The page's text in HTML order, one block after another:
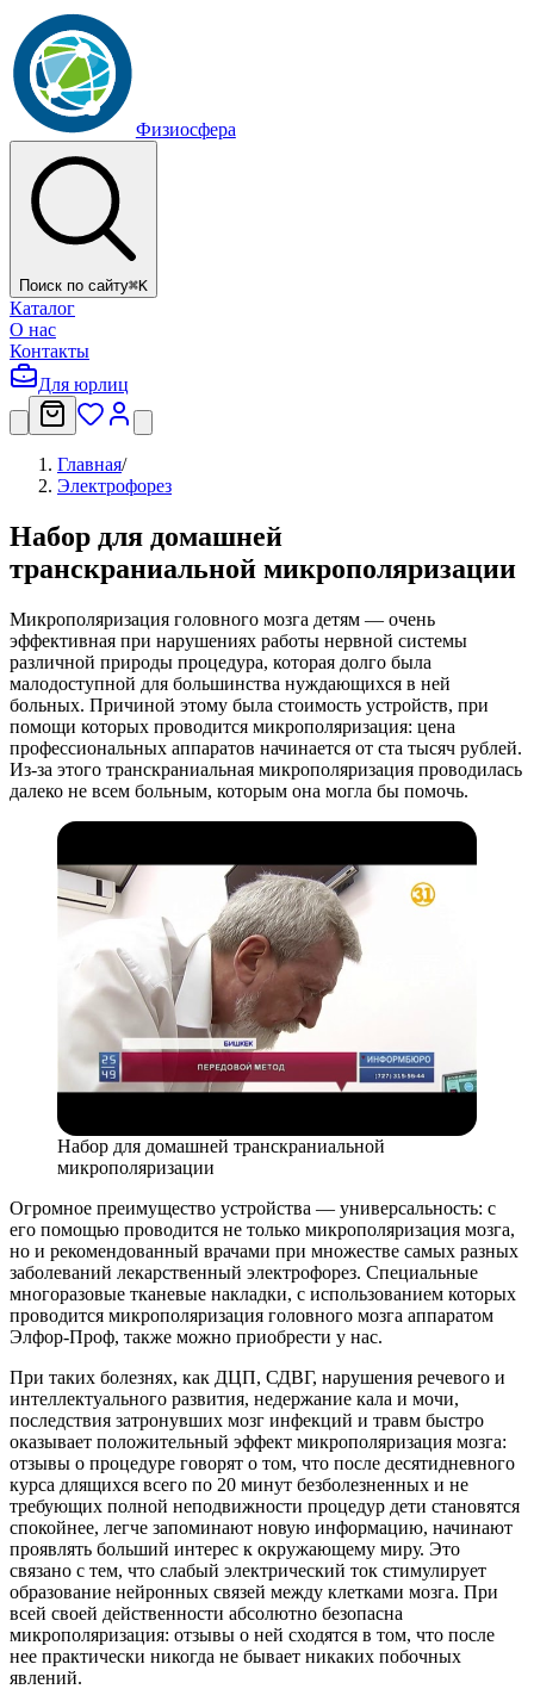
Физиосфера
Поиск по сайту⌘K
Каталог
О нас
Контакты
Для юрлиц
Главная/
Электрофорез
Набор для домашней
транскраниальной микрополяризации
Микрополяризация головного мозга детям — очень
эффективная при нарушениях работы нервной системы
различной природы процедура, которая долго была
малодоступной для большинства нуждающихся в ней
больных. Причиной этому была стоимость устройств, при
помощи которых проводится микрополяризация: цена
профессиональных аппаратов начинается от ста тысяч рублей.
Из-за этого транскраниальная микрополяризация проводилась
далеко не всем больным, которым она могла бы помочь.
Набор для домашней транскраниальной
микрополяризации
Огромное преимущество устройства — универсальность: с
его помощью проводится не только микрополяризация мозга,
но и рекомендованный врачами при множестве самых разных
заболеваний лекарственный электрофорез. Специальные
многоразовые тканевые накладки, с использованием которых
проводится микрополяризация головного мозга аппаратом
Элфор-Проф, также можно приобрести у нас.
При таких болезнях, как ДЦП, СДВГ, нарушения речевого и
интеллектуального развития, недержание кала и мочи,
последствия затронувших мозг инфекций и травм быстро
оказывает положительный эффект микрополяризация мозга:
отзывы о процедуре говорят о том, что после десятидневного
курса длящихся всего по 20 минут безболезненных и не
требующих полной неподвижности процедур дети становятся
спокойнее, легче запоминают новую информацию, начинают
проявлять больший интерес к окружающему миру. Это
связано с тем, что слабый электрический ток стимулирует
образование нейронных связей между клетками мозга. При
всей своей действенности абсолютно безопасна
микрополяризация: отзывы о ней сходятся в том, что после
нее практически никогда не бывает никаких побочных
явлений.